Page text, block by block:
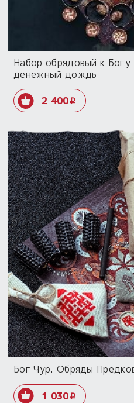
Набор обрядовый к
денежный дождь
2 400i
Бог Чур. Обряды
1 030i